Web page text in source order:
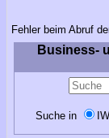
Fehler beim Abruf
Business-
Suche in